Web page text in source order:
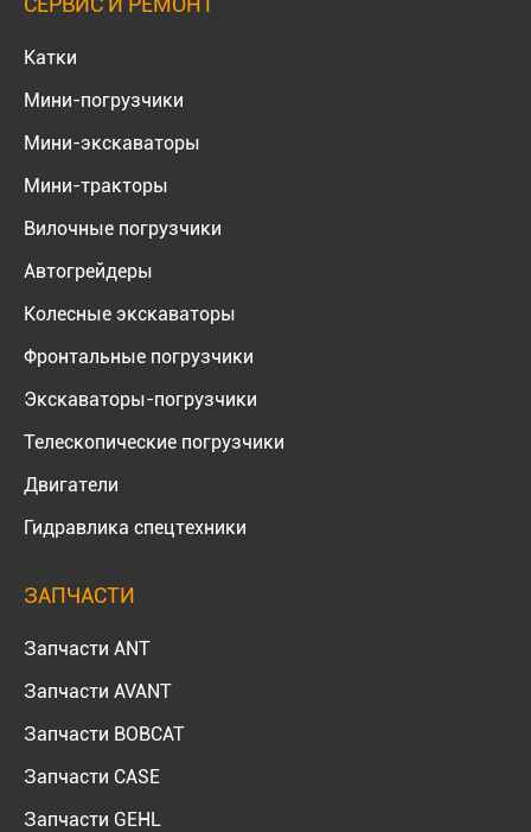
Катки
Мини-погрузчики
Мини-экскаваторы
Мини-тракторы
Вилочные погрузчики
Автогрейдеры
Колесные экскаваторы
Фронтальные погрузчики
Экскаваторы-погрузчики
Телескопические погрузчики
Двигатели
Гидравлика спецтехники
ЗАПЧАСТИ
Запчасти ANT
Запчасти AVANT
Запчасти BOBCAT
Запчасти CASE
Запчасти GEHL